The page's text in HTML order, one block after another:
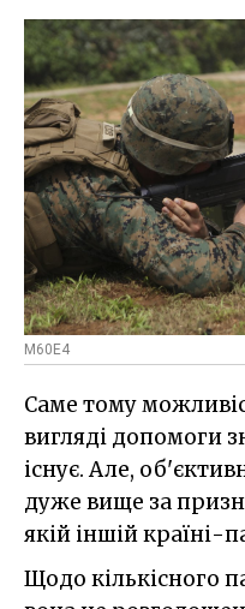
M60E4
Саме тому
вигляді допомоги
існує. Але,
дуже вище за
якій іншій країні-
Щодо кількісного